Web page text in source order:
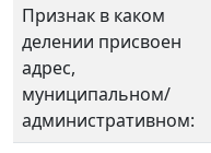
Признак в каком
делении присвоен
адрес,
муниципальном/
административном: